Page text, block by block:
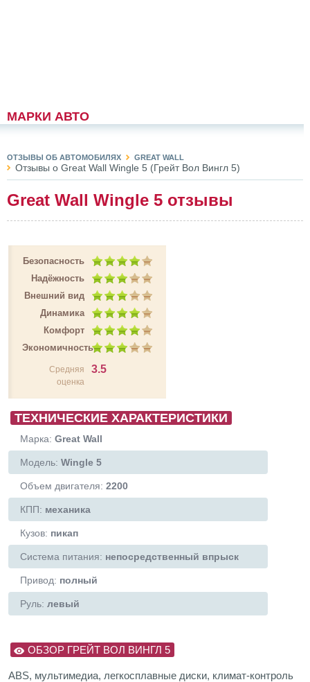
МАРКИ АВТО
ОТЗЫВЫ ОБ АВТОМОБИЛЯХ GREAT WALL
Отзывы о Great Wall Wingle 5 (Грейт Вол Вингл 5)
Great Wall Wingle 5 отзывы
Безопасность
Надёжность
Внешний вид
Динамика
Комфорт
Экономичность
Средняя
оценка
3.5
ТЕХНИЧЕСКИЕ ХАРАКТЕРИСТИКИ
Марка: Great Wall
Модель: Wingle 5
Объем двигателя: 2200
КПП: механика
Кузов: пикап
Система питания: непосредственный впрыск
Привод: полный
Руль: левый
ОБЗОР ГРЕЙТ ВОЛ ВИНГЛ 5
ABS, мультимедиа, легкосплавные диски, климат-контроль